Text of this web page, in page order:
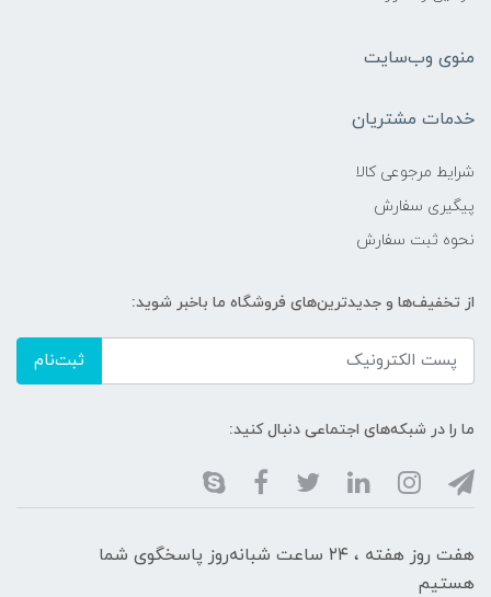
منوی وب‌سایت
خدمات مشتریان
شرایط مرجوعی کالا
پیگیری سفارش
نحوه ثبت سفارش
از تخفیف‌ها و جدیدترین‌های فروشگاه ما باخبر شوید:
ثبت‌نام
ما را در شبکه‌های اجتماعی دنبال کنید:
هفت روز هفته ، ۲۴ ساعت شبانه‌روز پاسخگوی شما
هستیم